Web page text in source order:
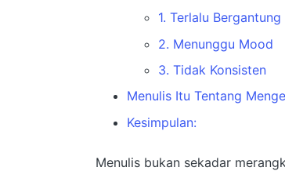
1. Terlalu
2. Menunggu Mood
3. Tidak Konsisten
Menulis Itu Tentang
Kesimpulan:
Menulis bukan sekadar